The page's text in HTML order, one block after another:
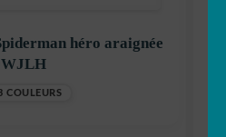
héro araignée
COULEURS